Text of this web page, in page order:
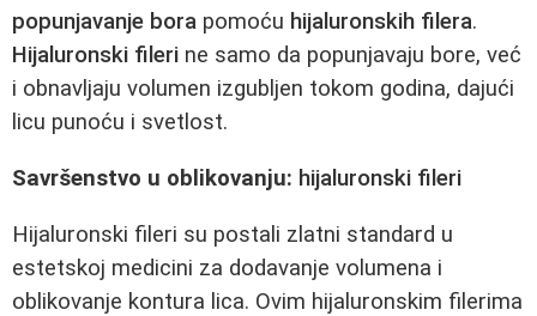
popunjavanje bora pomoću hijaluronskih filera.
Hijaluronski fileri ne samo da popunjavaju bore, već
i obnavljaju volumen izgubljen tokom godina, dajući
licu punoću i svetlost.
Savršenstvo u oblikovanju: hijaluronski fileri
Hijaluronski fileri su postali zlatni standard u
estetskoj medicini za dodavanje volumena i
oblikovanje kontura lica. Ovim hijaluronskim filerima